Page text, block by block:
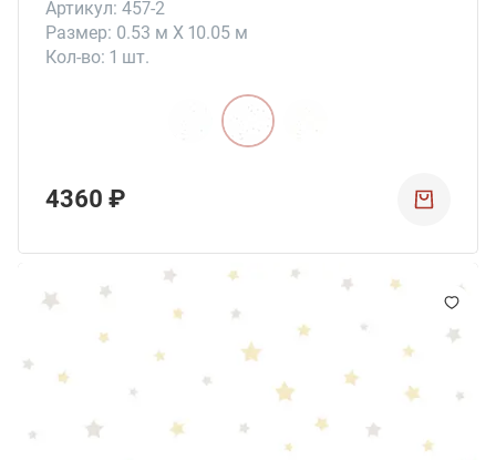
Артикул: 457-2
Размер: 0.53 м X 10.05 м
Кол-во: 1 шт.
4360 ₽